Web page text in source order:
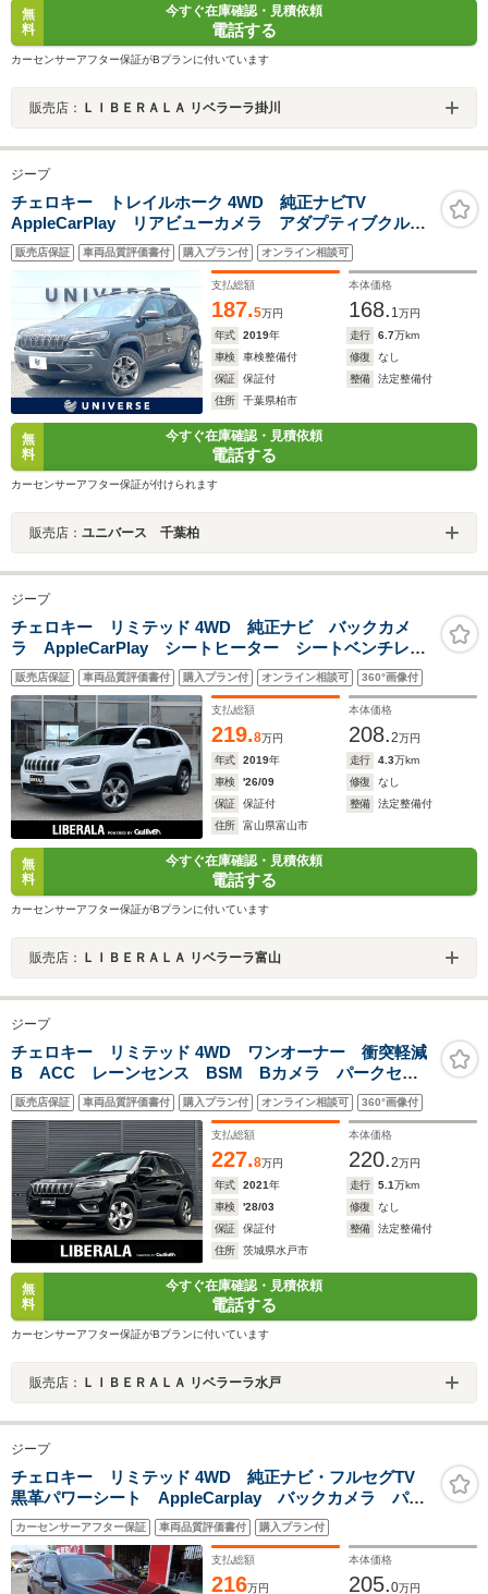
無
料
今すぐ在庫確認・見積依頼
電話する
カーセンサーアフター保証がBプランに付いています
販売店： ＬＩＢＥＲＡＬＡ リベラーラ掛川
ジープ
チェロキー トレイルホーク 4WD 純正ナビTV
AppleCarPlay リアビューカメラ アダプティブクルー
ズ ハーフレザーシート パワーシート LEDヘッド
パワーバックドア 純正17インチAW プライバシーガラ
ス ETC 禁煙
販売店保証 車両品質評価書付 購入プラン付 オンライン相談可
支払総額
187.5万円
本体価格
168. 1万円
年式
2019年 走行 6.7万km
車検
車検整備付 修復
なし
保証
保証付 整備
法定整備付
住所
千葉県柏市
無
料
今すぐ在庫確認・見積依頼
電話する
カーセンサーアフター保証が付けられます
販売店： ユニバース 千葉柏
ジープ
チェロキー リミテッド 4WD 純正ナビ バックカメ
ラ AppleCarPlay シートヒーター シートベンチレー
ション BSM 前後ドラレコ ETC2.0 電動テールゲー
ト パドルシフト ACC アイドリングストップ 横滑
り防止
販売店保証 車両品質評価書付 購入プラン付 オンライン相談可 360°画像付
支払総額
219.8万円
本体価格
208.2万円
年式
2019年 走行 4.3万km
車検
'26/09 修復
なし
保証
保証付 整備
法定整備付
住所
富山県富山市
無
料
今すぐ在庫確認・見積依頼
電話する
カーセンサーアフター保証がBプランに付いています
販売店： ＬＩＢＥＲＡＬＡ リベラーラ富山
ジープ
チェロキー リミテッド 4WD ワンオーナー 衝突軽減
B ACC レーンセンス BSM Bカメラ パークセン
ス 黒革 シートヒーター ベンチレーション パワー
シート パワーテールゲート ナビ 12セグ CarPlay
USB LEDヘッドライト ドラレコ
販売店保証 車両品質評価書付 購入プラン付 オンライン相談可 360°画像付
支払総額
227.8万円
本体価格
220.2万円
年式
2021年 走行 5.1万km
車検
'28/03 修復
なし
保証
保証付 整備
法定整備付
住所
茨城県水戸市
無
料
今すぐ在庫確認・見積依頼
電話する
カーセンサーアフター保証がBプランに付いています
販売店： ＬＩＢＥＲＡＬＡ リベラーラ水戸
ジープ
チェロキー リミテッド 4WD 純正ナビ・フルセグTV
黒革パワーシート AppleCarplay バックカメラ パワ
ーバックドア ETC 純正18インチAW スマートキ
ー パドルシフト クルコン フォグ
カーセンサーアフター保証 車両品質評価書付 購入プラン付
支払総額
216万円
本体価格
205.0万円